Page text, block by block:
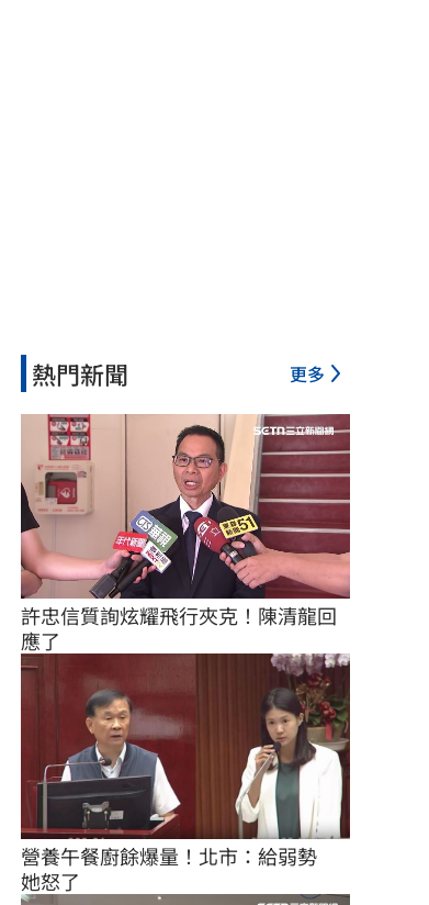
熱門新聞 更多
許忠信質詢炫耀飛行夾克！陳清龍回
應了
營養午餐廚餘爆量！北市：給弱勢
她怒了